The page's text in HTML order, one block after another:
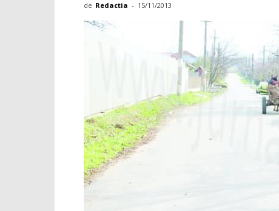
de Redactia - 15/11/2013